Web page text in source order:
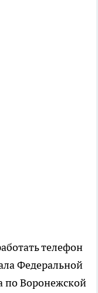
телефон
Федеральной
по Воронежской